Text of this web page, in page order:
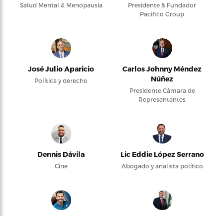
Salud Mental & Menopausia
Presidente & Fundador
Pacifico Group
José Julio Aparicio
Política y derecho
Carlos Johnny Méndez
Núñez
Presidente Cámara de
Representantes
Dennis Dávila
Cine
Lic Eddie López Serrano
Abogado y analista político